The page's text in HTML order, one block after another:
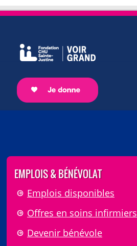
EMPLOIS & BÉNÉVOLAT
Emplois disponibles
Offres en soins infirmiers
Devenir bénévole